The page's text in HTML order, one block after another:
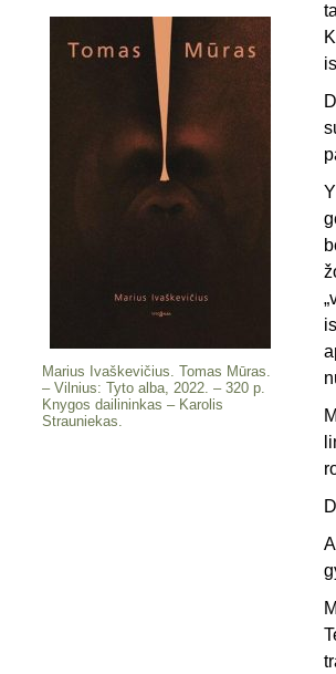
Marius Ivaškevičius. Tomas Mūras.
– Vilnius: Tyto alba, 2022. – 320 p.
Knygos dailininkas – Karolis
Strauniekas.